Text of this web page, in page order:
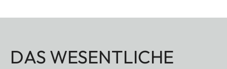
DAS WESENTLICHE